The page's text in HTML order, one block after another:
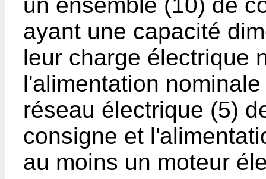
ayant une capacité
leur charge électrique
l'alimentation
réseau électrique (5)
consigne et
au moins un moteur